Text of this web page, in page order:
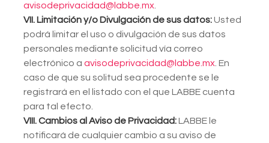
avisodeprivacidad@labbe.mx
VII. Limitación y/o Divulgación de sus datos:Usted
podrá limitar el uso o divulgación de sus datos
personales mediante solicitud vía correo
electrónico a avisodeprivacidad@labbe.mx . En
caso de que su solitud sea procedente se le
registrará en el listado con el que LABBE cuenta
para tal efecto.
VIII. Cambios al Aviso de Privacidad:LABBE le
notificará de cualquier cambio a su aviso de